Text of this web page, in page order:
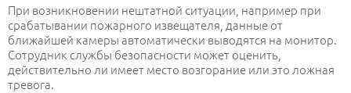
При возникновении нештатной ситуации, например при
срабатывании пожарного извещателя, данные от
ближайшей камеры автоматически выводятся на монитор.
Сотрудник службы безопасности может оценить,
действительно ли имеет место возгорание или это ложная
тревога.